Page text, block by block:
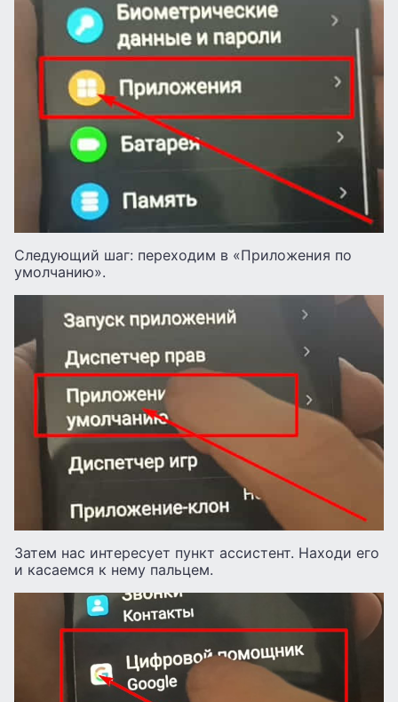
Следующий шаг: переходим в «Приложения по
умолчанию».
Затем нас интересует пункт ассистент. Находи его
и касаемся к нему пальцем.